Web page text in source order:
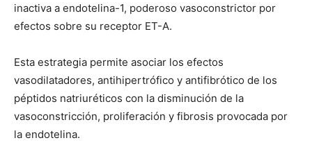
inactiva a endotelina-1, poderoso vasoconstrictor por
efectos sobre su receptor ET-A.
Esta estrategia permite asociar los efectos
vasodilatadores, antihipertrófico y antifibrótico de los
péptidos natriuréticos con la disminución de la
vasoconstricción, proliferación y fibrosis provocada por
la endotelina.